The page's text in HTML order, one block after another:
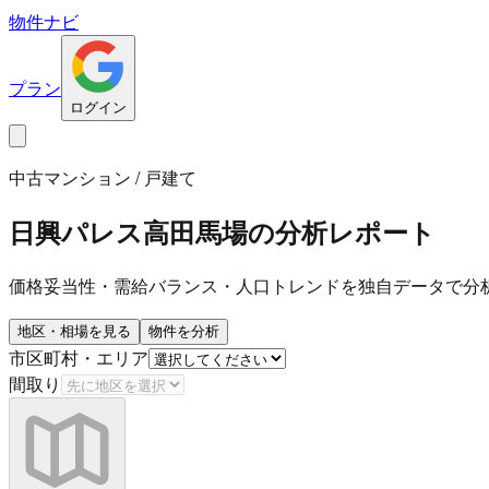
物件ナビ
プラン
ログイン
中古マンション / 戸建て
日興パレス高田馬場の分析レポート
価格妥当性・需給バランス・人口トレンドを独自データで分
地区・相場を見る 物件を分析
市区町村・エリア
間取り